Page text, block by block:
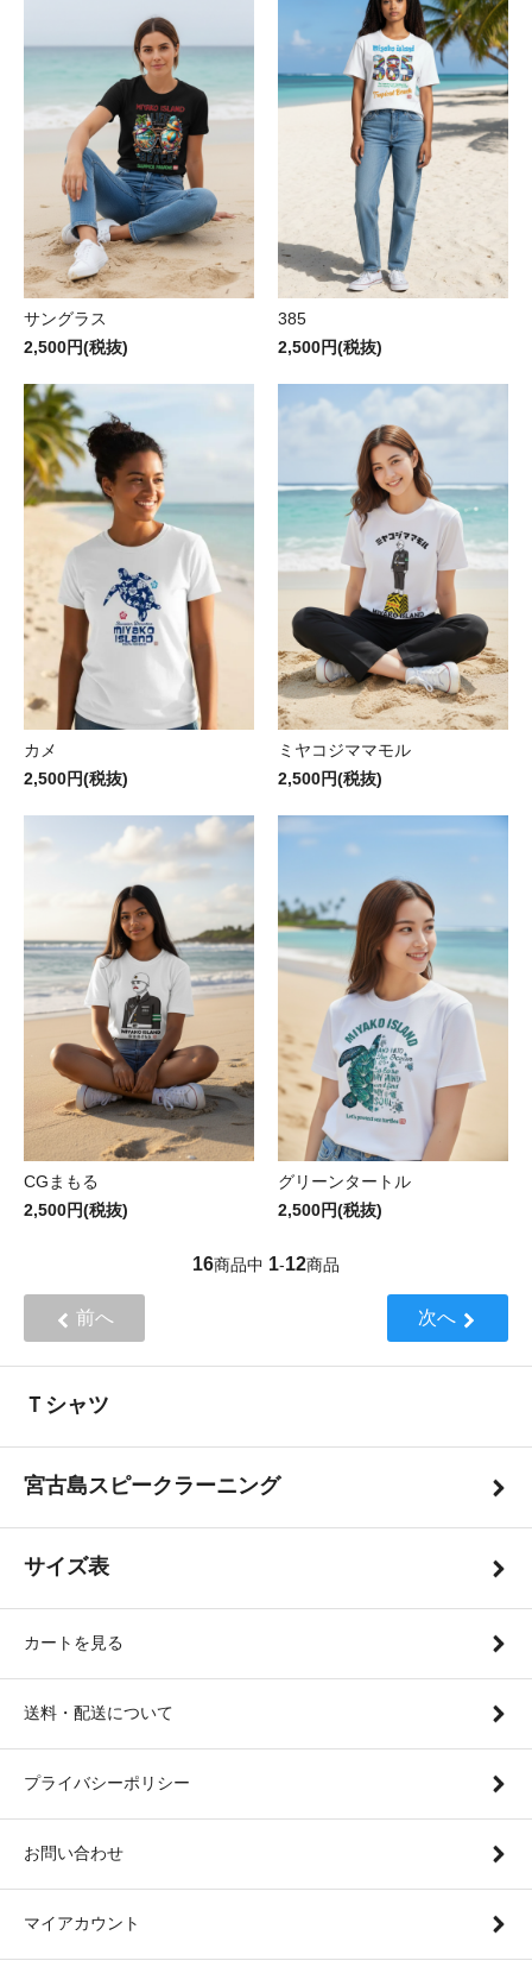
サングラス
2,500円(税抜)
385
2,500円(税抜)
カメ
2,500円(税抜)
ミヤコジママモル
2,500円(税抜)
CGまもる
2,500円(税抜)
グリーンタートル
2,500円(税抜)
16商品中 1-12商品
前へ 次へ
Ｔシャツ
宮古島スピークラーニング
サイズ表
カートを見る
送料・配送について
プライバシーポリシー
お問い合わせ
マイアカウント